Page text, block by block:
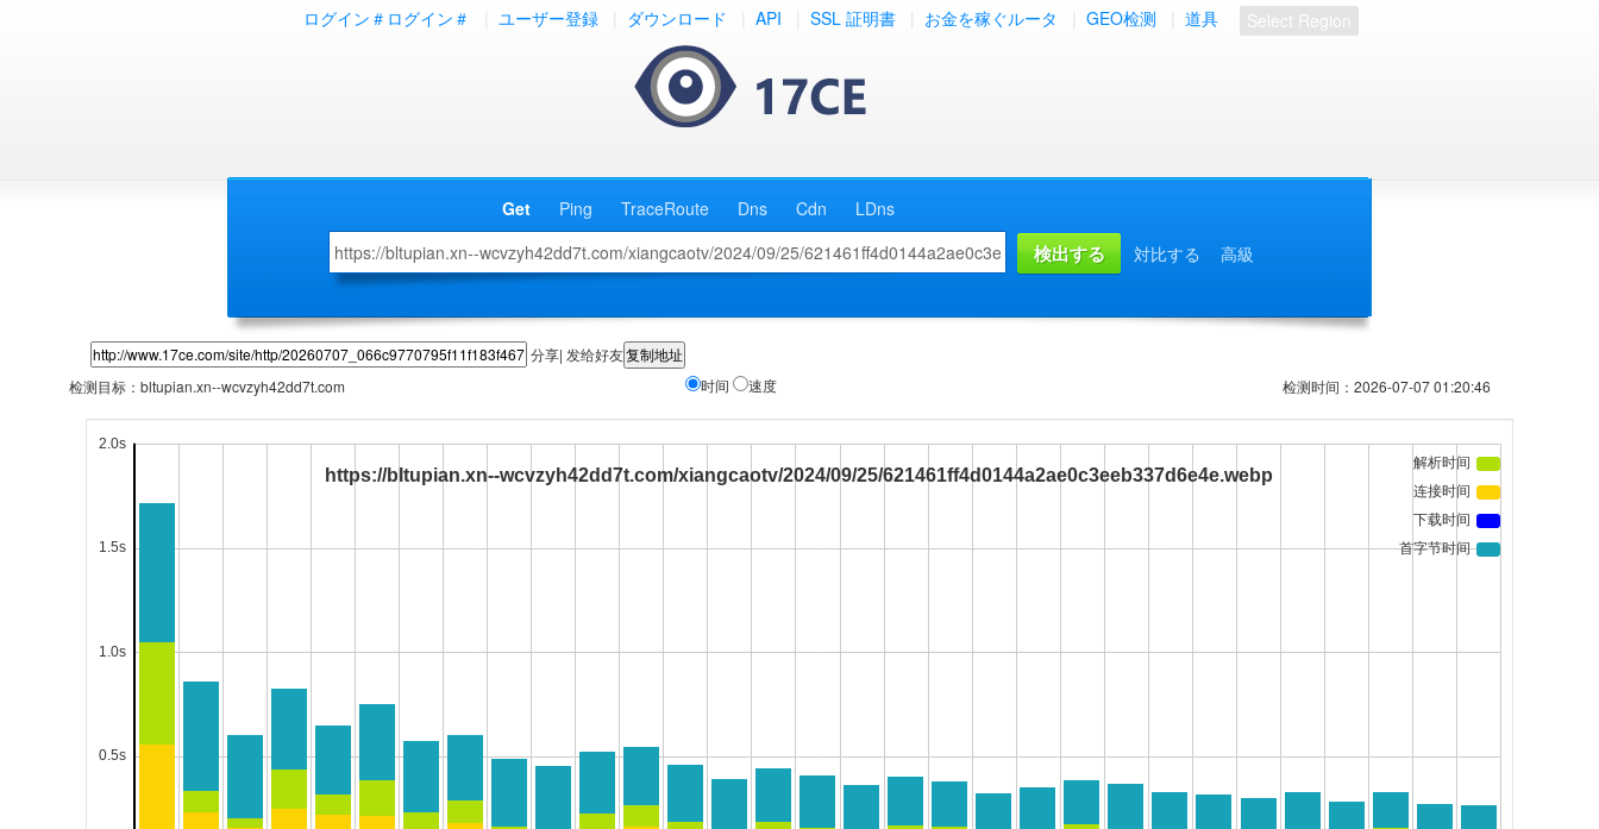
ログイン＃ログイン＃ ユーザー登録 ダウンロード API SSL 証明書 お金を稼ぐルータ GEO检测 道具 Select Region
Get Ping TraceRoute Dns Cdn
LDns
対比する
高級
分享| 发给好友
检测目标： bltupian.xn--wcvzyh42dd7t.com 时间 速度 检测时间：2026-07-07 01:20:46